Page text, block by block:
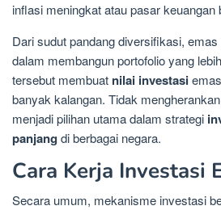
inflasi meningkat atau pasar keuangan
Dari sudut pandang diversifikasi,
dalam membangun portofolio yang
tersebut membuat nilai investasi
banyak kalangan. Tidak
menjadi pilihan utama dalam strategi
panjangdi berbagai negara.
Cara Kerja Investasi
Secara umum, mekanisme investasi